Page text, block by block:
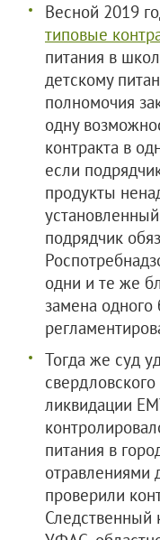
Весной 2019
типовые
питания в
детскому
полномочия
одну
контракта в
если
продукты
подрядчик
одни и те же
замена одного
Тогда же суд
ликвидации
питания в
отравлениями
проверили
Следственный